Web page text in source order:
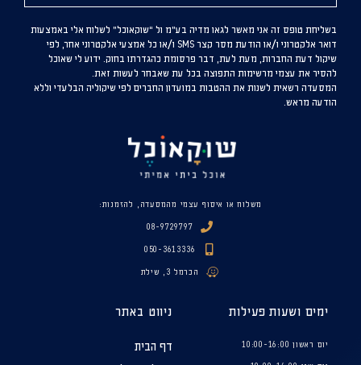
משלוח או איסוף עצמי מהמסעדה, להזמנות:
08-9729797
050-3613336
הכרמל 3, שילת
ימים ושעות פעילות
יום ראשון 10:00-16:00
ניווט באתר
דף הבית
בשליחת טופס זה אני מאשר לגאו מדיה בע”מ ול “שוקאוכל” לשלוח אלי באמצעות
דואר אלקטרוני ו/או הודעת מסר קצר SMS ו/או כל אמצעי אלקטרוני אחר, לפי
שיקול דעת החברות, מעת לעת, דבר פרסומת כהגדרתו בחוק. ידוע לי שאוכל
להסיר את עצמי מרשימות התפוצה בכל עת שאבחר לעשות זאת.
המסעדה רשאית לשנות את ההטבות במועדון החברים לפי שיקוליה הבלעדי וללא
הודעה מראש.